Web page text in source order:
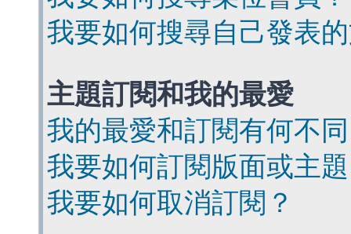
我要如何搜尋自己發表
主題訂閱和我的最愛
我的最愛和訂閱有何不
我要如何訂閱版面或主
我要如何取消訂閱？